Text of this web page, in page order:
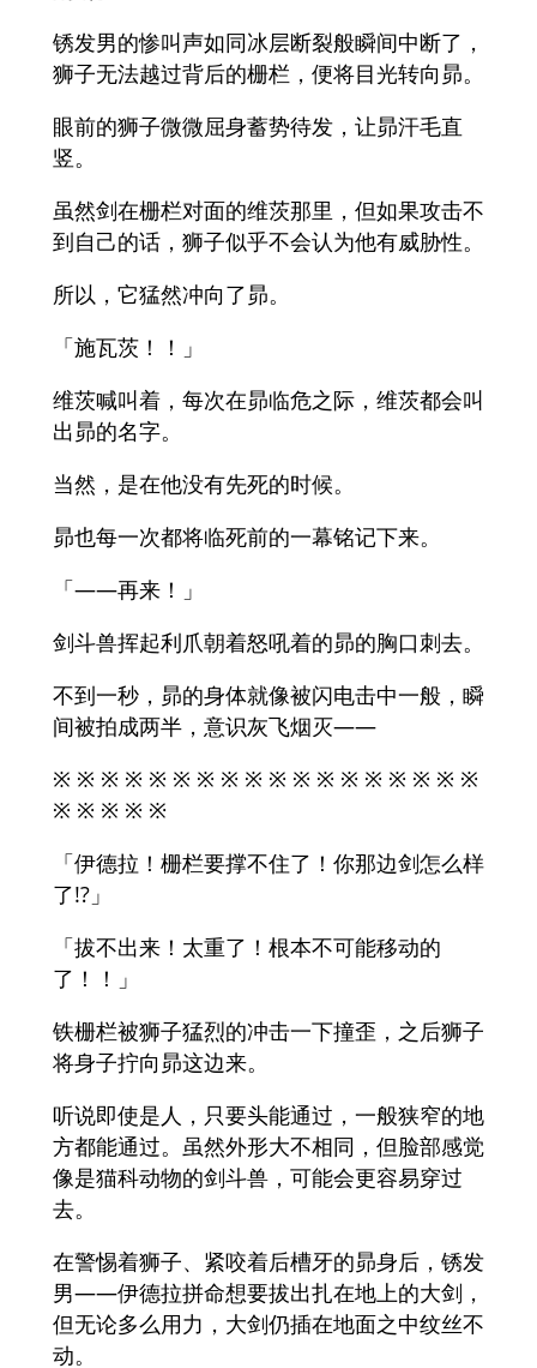
锈发男的惨叫声如同冰层断裂般瞬间中断了，
狮子无法越过背后的栅栏，便将目光转向昴。
眼前的狮子微微屈身蓄势待发，让昴汗毛直
竖。
虽然剑在栅栏对面的维茨那里，但如果攻击不
到自己的话，狮子似乎不会认为他有威胁性。
所以，它猛然冲向了昴。
「施瓦茨！！」
维茨喊叫着，每次在昴临危之际，维茨都会叫
出昴的名字。
当然，是在他没有先死的时候。
昴也每一次都将临死前的一幕铭记下来。
「——再来！」
剑斗兽挥起利爪朝着怒吼着的昴的胸口刺去。
不到一秒，昴的身体就像被闪电击中一般，瞬
间被拍成两半，意识灰飞烟灭——
※ ※ ※ ※ ※ ※ ※ ※ ※ ※ ※ ※ ※ ※ ※ ※ ※ ※
※ ※ ※ ※ ※
「伊德拉！栅栏要撑不住了！你那边剑怎么样
了!?」
「拔不出来！太重了！根本不可能移动的
了！！」
铁栅栏被狮子猛烈的冲击一下撞歪，之后狮子
将身子拧向昴这边来。
听说即使是人，只要头能通过，一般狭窄的地
方都能通过。虽然外形大不相同，但脸部感觉
像是猫科动物的剑斗兽，可能会更容易穿过
去。
在警惕着狮子、紧咬着后槽牙的昴身后，锈发
男——伊德拉拼命想要拔出扎在地上的大剑，
但无论多么用力，大剑仍插在地面之中纹丝不
动。